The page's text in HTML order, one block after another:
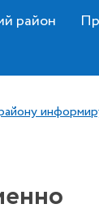
район